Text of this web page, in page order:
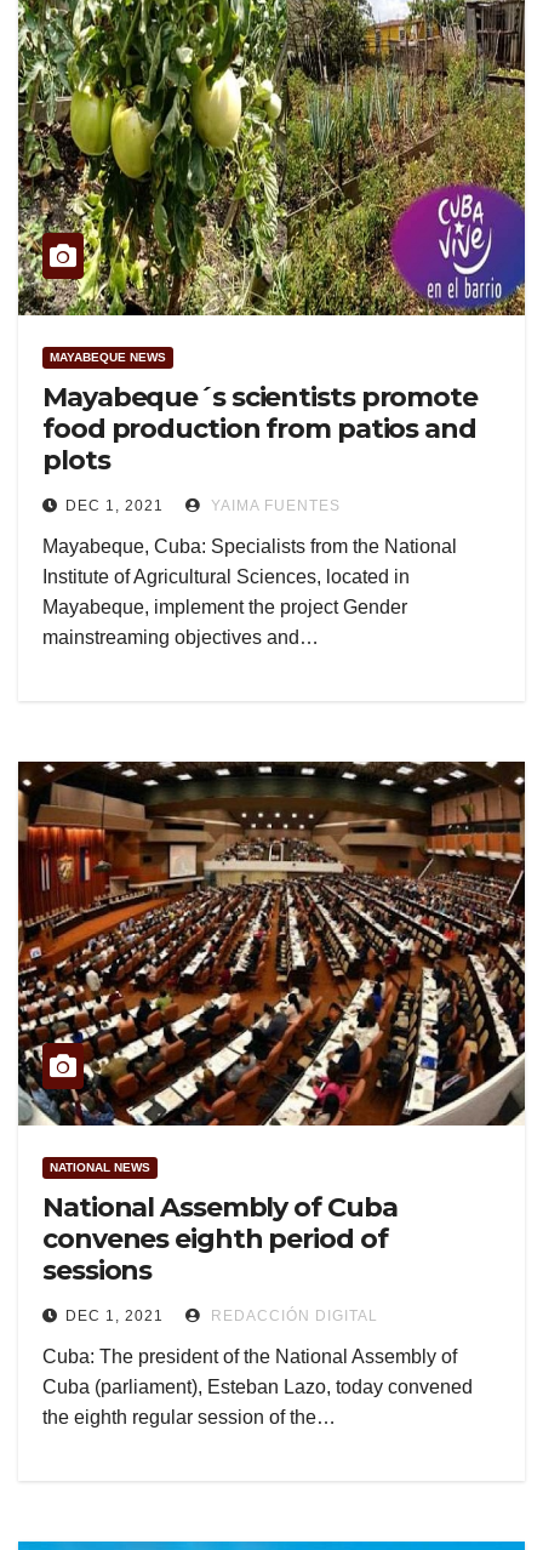
MAYABEQUE NEWS
Mayabeque´s scientists promote
food production from patios and
plots
DEC 1, 2021 YAIMA FUENTES
Mayabeque, Cuba: Specialists from the National
Institute of Agricultural Sciences, located in
Mayabeque, implement the project Gender
mainstreaming objectives and…
NATIONAL NEWS
National Assembly of Cuba
convenes eighth period of
sessions
DEC 1, 2021 REDACCIÓN DIGITAL
Cuba: The president of the National Assembly of
Cuba (parliament), Esteban Lazo, today convened
the eighth regular session of the…